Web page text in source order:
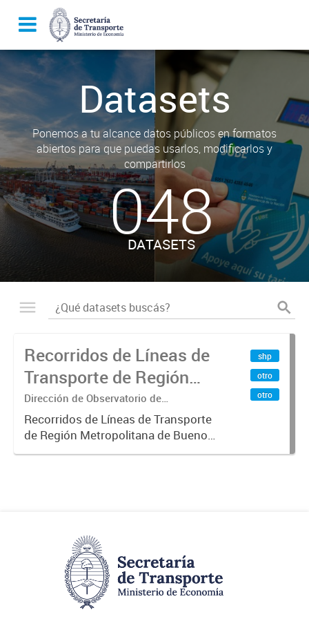
Datasets
Ponemos a tu alcance datos públicos en formatos
abiertos para que puedas usarlos, modificarlos y
compartirlos
048
DATASETS
Recorridos de Líneas de
Transporte de Región
Metropolitana de
Buenos Aires (RMBA)
Dirección de Observatorio de
Transporte, Estudio y Sistemas
Recorridos de Líneas de Transporte
de Región Metropolitana de Buenos
Aires (RMBA).-
shp
otro
otro